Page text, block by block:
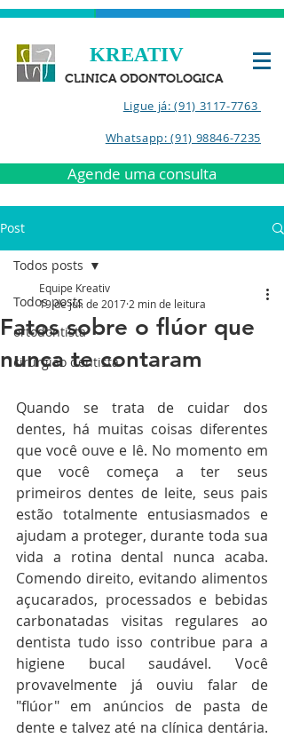
KREATIV
CLINICA ODONTOLOGICA
Ligue já: (91) 3117-7763
Whatsapp: (91) 98846-7235
Agende uma consulta
Post
Todos posts
ortodontista
cirurgião dentista
Todos posts
Fatos sobre o flúor que
nunca te contaram
Equipe Kreativ
19 de jul. de 2017 2 min de leitura
Quando se trata de cuidar dos
dentes, há muitas coisas diferentes
que você ouve e lê. No momento em
que você começa a ter seus
primeiros dentes de leite, seus pais
estão totalmente entusiasmados e
ajudam a proteger, durante toda sua
vida a rotina dental nunca acaba.
Comendo direito, evitando alimentos
açucarados, processados ​​e bebidas
carbonatadas visitas regulares ao
dentista tudo isso contribue para a
higiene bucal saudável. Você
provavelmente já ouviu falar de
"flúor" em anúncios de pasta de
dente e talvez até na clínica dentária.